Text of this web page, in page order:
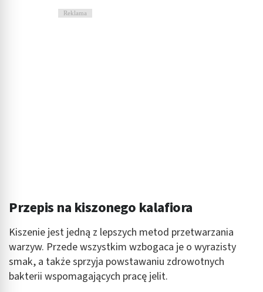
Reklama
Przepis na kiszonego kalafiora
Kiszenie jest jedną z lepszych metod przetwarzania
warzyw. Przede wszystkim wzbogaca je o wyrazisty
smak, a także sprzyja powstawaniu zdrowotnych
bakterii wspomagających pracę jelit.